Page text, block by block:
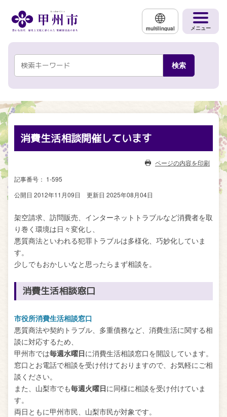
multilingual メニュー
消費生活相談開催しています
ページの内容を印刷
記事番号： 1-595
公開日 2012年11月09日
更新日 2025年08月04日
架空請求、訪問販売、インターネットトラブルなど消費者を取
り巻く環境は日々変化し、
悪質商法といわれる犯罪トラブルは多様化、巧妙化していま
す。
少しでもおかしいなと思ったらまず相談を。
消費生活相談窓口
市役所消費生活相談窓口
悪質商法や契約トラブル、多重債務など、消費生活に関する相
談に対応するため、
甲州市では毎週水曜日に消費生活相談窓口を開設しています。
窓口とお電話で相談を受け付けておりますので、お気軽にご相
談ください。
また、山梨市でも毎週火曜日に同様に相談を受け付けていま
す。
両日ともに甲州市民、山梨市民が対象です。